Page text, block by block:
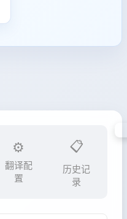
⚙️
翻译配
置
📋
历史记
录